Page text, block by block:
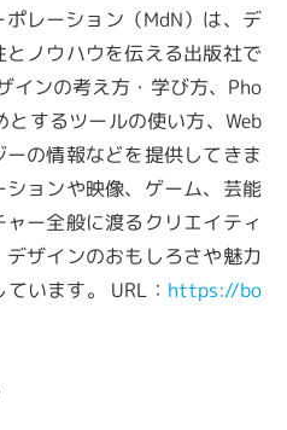
レーション（MdN）は、デ
ノウハウを伝える出版社で
インの考え方・学び方、Pho
するツールの使い方、Web
の情報などを提供してきま
ョンや映像、ゲーム、芸能
ー全般に渡るクリエイティ
ザインのおもしろさや魅力
います。 URL： https://bo